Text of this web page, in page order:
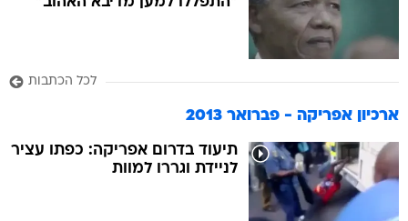
לכל הכתבות
ארכיון אפריקה - פברואר 2013
תיעוד בדרום אפריקה: כפתו עציר
לניידת וגררו למוות